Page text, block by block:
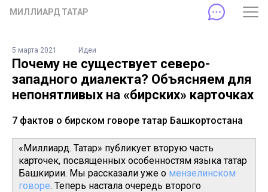
МИЛЛИАРД ТАТАР
5 марта 2021 Идеи
Почему не существует северо-
западного диалекта? Объясняем для
непонятливых на «бирских» карточках
7 фактов о бирском говоре татар Башкортостана
«Миллиард. Татар» публикует вторую часть
карточек, посвященных особенностям языка татар
Башкирии. Мы рассказали уже о мензелинском
говоре. Теперь настала очередь второго